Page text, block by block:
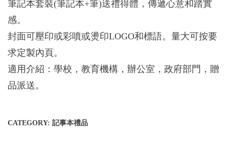
筆記本套裝(筆記本+筆)送禮得體，傳遞心意和踏實
感。
封面可壓印或彩噴或燙印LOGO和標語。量大可按要
求定製內頁。
適用介紹：學校，教育機構，辦公室，政府部門，贈
品派送。
CATEGORY: 記事本禮品